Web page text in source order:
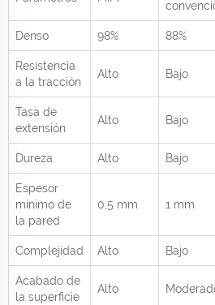
Denso 98% 88%
Resistencia
a la tracción
Alto Bajo
Tasa de
extensión
Alto Bajo
Dureza Alto Bajo
Espesor
mínimo de
la pared
0,5 mm 1 mm
Complejidad Alto Bajo
Acabado de
la superficie
Alto